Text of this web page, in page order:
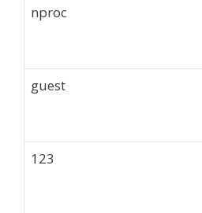
nproc
guest
123